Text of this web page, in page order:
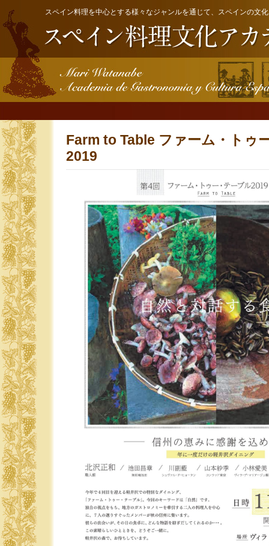
スペイン料理を中心とする様々なジャンルを通じて、スペインの文
Farm to Table ファーム・トゥ
2019